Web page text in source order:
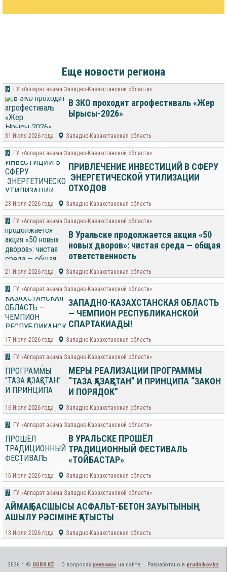
Еще новости региона
ГУ «Аппарат акима Западно-Казахстанской области»
В ЗКО проходит агрофестиваль «Жер
Ырысы-2026»
31 Июля 2026 года Западно-Казахстанская область
ГУ «Аппарат акима Западно-Казахстанской области»
ПРИВЛЕЧЕНИЕ ИНВЕСТИЦИЙ В СФЕРУ
ЭНЕРГЕТИЧЕСКОЙ УТИЛИЗАЦИИ
ОТХОДОВ
23 Июля 2026 года Западно-Казахстанская область
ГУ «Аппарат акима Западно-Казахстанской области»
В Уральске продолжается акция «50
новых дворов»: чистая среда — общая
ответственность
21 Июля 2026 года Западно-Казахстанская область
ГУ «Аппарат акима Западно-Казахстанской области»
ЗАПАДНО-КАЗАХСТАНСКАЯ ОБЛАСТЬ
— ЧЕМПИОН РЕСПУБЛИКАНСКОЙ
СПАРТАКИАДЫ!
17 Июля 2026 года Западно-Казахстанская область
ГУ «Аппарат акима Западно-Казахстанской области»
МЕРЫ РЕАЛИЗАЦИИ ПРОГРАММЫ
“ТАЗА ҚАЗАҚСТАН” И ПРИНЦИПА “ЗАКОН
И ПОРЯДОК”
16 Июля 2026 года Западно-Казахстанская область
ГУ «Аппарат акима Западно-Казахстанской области»
В УРАЛЬСКЕ ПРОШЁЛ
ТРАДИЦИОННЫЙ ФЕСТИВАЛЬ
«ТОЙБАСТАР»
15 Июля 2026 года Западно-Казахстанская область
ГУ «Аппарат акима Западно-Казахстанской области»
АЙМАҚ БАСШЫСЫ АСФАЛЬТ-БЕТОН ЗАУЫТЫНЫҢ
АШЫЛУ РӘСІМІНЕ ҚАТЫСТЫ
13 Июля 2026 года Западно-Казахстанская область
2026 г. © GURK.KZ О вопросах рекламы на сайте Разработано в prudnikov.kz